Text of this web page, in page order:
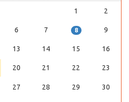
1
2
6 7 8 9
13 14 15 16
20 21 22 23
27 28 29 30